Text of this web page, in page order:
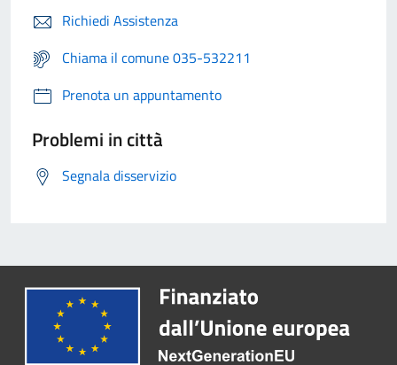
Richiedi Assistenza
Chiama il comune 035-532211
Prenota un appuntamento
Problemi in città
Segnala disservizio